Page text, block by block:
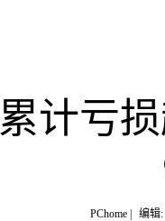
计亏
PChome | 编辑: